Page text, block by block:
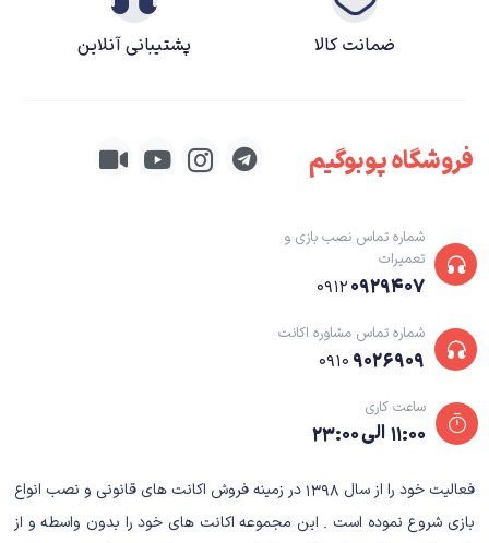
پرداخت به خود می‌بیند و آن هم عدم تغیبر و پیشرفت در طول داستان بازی است
داستان بازی، این امکان را فراهم کرده است که داستان، روایت منسجمی داشته
ضمانت کالا پشتیبانی آنلاین
فروشگاه پوبوگیم
شماره تماس نصب بازی و
تعمیرات
۰۹۱۲۰۹۲۹۴۰۷
شماره تماس مشاوره اکانت
۰۹۱۰ ۹۰۲۶۹۰۹
ساعت کاری
۱۱:۰۰ الی ۲۳:۰۰
فعالیت خود را از سال ۱۳۹۸ در زمینه فروش اکانت های قانونی و نصب انواع
بازی شروع نموده است . این مجموعه اکانت های خود را بدون واسطه و از